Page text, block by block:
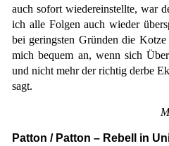
auch sofort wiedereinstellte, war
ich alle Folgen auch wieder
bei geringsten Gründen die
mich bequem an, wenn sich
und nicht mehr der richtig derbe
sagt.
Patton / Patton – Rebell in